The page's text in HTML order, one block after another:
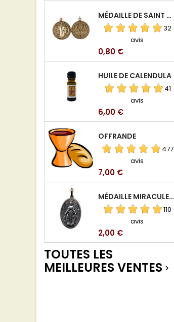
MÉDAILLE DE SAINT BENOIT EN ALUMINIUM
32
avis
Prix
0,80 €
HUILE DE CALENDULA
41
avis
Prix
6,00 €
OFFRANDE
477
avis
Prix
7,00 €
MÉDAILLE MIRACULEUSE DE VIERGE DE LA RUE DU BAC
110
avis
Prix
2,00 €
TOUTES LES
MEILLEURES VENTES 